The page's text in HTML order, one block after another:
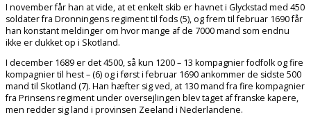
I november får han at vide, at et enkelt skib er havnet i Glyckstad med 450
soldater fra Dronningens regiment til fods (5), og frem til februar 1690 får
han konstant meldinger om hvor mange af de 7000 mand som endnu
ikke er dukket op i Skotland.
I december 1689 er det 4500, så kun 1200 – 13 kompagnier fodfolk og fire
kompagnier til hest – (6) og i først i februar 1690 ankommer de sidste 500
mand til Skotland (7). Han hæfter sig ved, at 130 mand fra fire kompagnier
fra Prinsens regiment under oversejlingen blev taget af franske kapere,
men redder sig land i provinsen Zeeland i Nederlandene.